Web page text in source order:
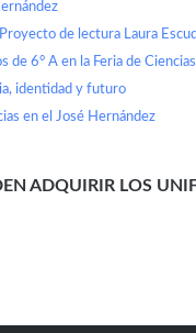
de lectura Laura
de 6° A en la Feria de Ciencias
identidad y futuro
en el José Hernández
ADQUIRIR LOS